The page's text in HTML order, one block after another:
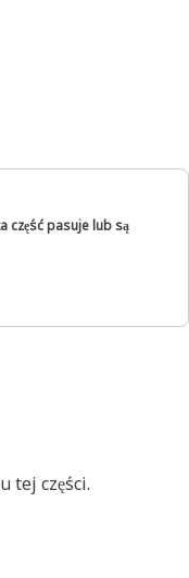
część pasuje lub są
tej części.